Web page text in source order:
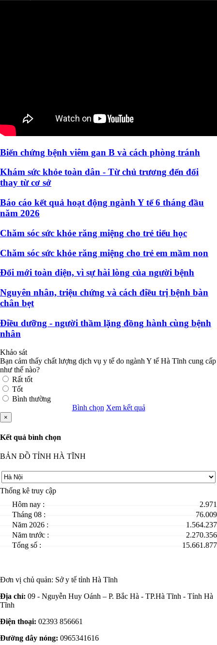
Biến chứng bệnh viêm gan B và cách phòng tránh
Khám sức khỏe toàn dân - Từ chủ trương đến đổi
thay từ cơ sở
Báo cáo kết quả hoạt động ngành Y tế 6 tháng đầu
năm 2026
Chăm sóc sức khỏe răng miệng cho trẻ tiểu học
Chăm sóc sức khỏe răng miệng cho trẻ em mầm non
Đổi mới toàn diện, vì sự hài lòng của người bệnh
Nguyên nhân, triệu chứng và cách điều trị bệnh bàn
chân bẹt
Điều dưỡng - người thầm lặng đồng hành cùng bệnh
nhân
Khảo sát
Bạn cảm thấy chất lượng dịch vụ y tế do ngành Y tế Hà Tĩnh cung cấp
như thế nào?
Rất tốt
Tốt
Bình thường
Bình chọn Xem kết quả
×
Kết quả bình chọn
BẢN ĐỒ TỈNH HÀ TĨNH
Thống kê truy cập
Hôm nay :
2.971
Tháng 08 :
76.009
Năm 2026 :
1.564.237
Năm trước :
2.270.356
Tổng số :
15.661.877
Đơn vị chủ quản: Sở y tế tỉnh Hà Tĩnh
Địa chỉ: 09 - Nguyễn Huy Oánh – P. Bắc Hà - TP.Hà Tĩnh - Tỉnh Hà
Tĩnh
Điện thoại: 02393 856661
Đường dây nóng: 0965341616